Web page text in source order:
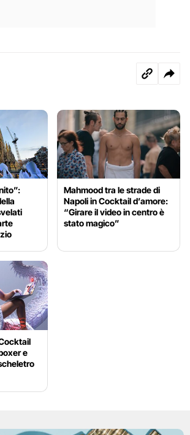
Mahmood tra le strade di
Napoli in Cocktail d’amore:
“Girare il video in centro è
stato magico”
e